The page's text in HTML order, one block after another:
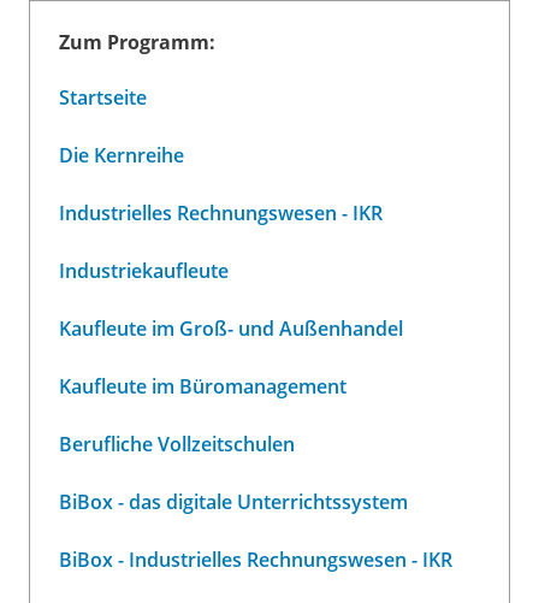
Zum Programm:
Startseite
Die Kernreihe
Industrielles Rechnungswesen - IKR
Industriekaufleute
Kaufleute im Groß- und Außenhandel
Kaufleute im Büromanagement
Berufliche Vollzeitschulen
BiBox - das digitale Unterrichtssystem
BiBox - Industrielles Rechnungswesen - IKR